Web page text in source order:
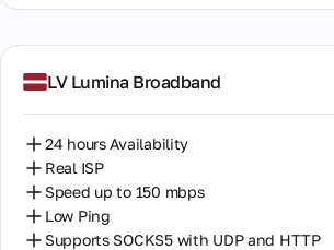
LV Lumina Broadband
24 hours Availability
Real ISP
Speed up to 150 mbps
Low Ping
Supports SOCKS5 with UDP and HTTP